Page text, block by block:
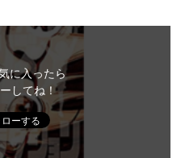
に入ったら
してね！